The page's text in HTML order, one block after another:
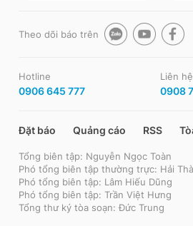
Theo dõi báo trên
Hotline
0906 645 777
Liên
0908
Đặt báo Quảng cáo RSS
Tổng biên tập: Nguyễn Ngọc Toàn
Phó tổng biên tập thường trực: Hải
Phó tổng biên tập: Lâm Hiếu Dũng
Phó tổng biên tập: Trần Việt Hưng
Tổng thư ký tòa soạn: Đức Trung